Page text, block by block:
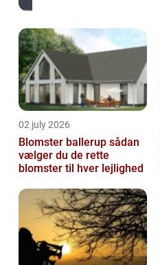
02 july 2026
Blomster ballerup sådan
vælger du de rette
blomster til hver lejlighed